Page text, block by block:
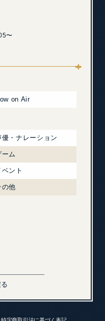
〜
on Air
優・ナレーション
ーム
ベント
の他